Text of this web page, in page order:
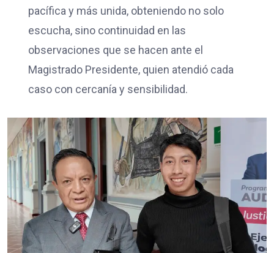
pacífica y más unida, obteniendo no solo
escucha, sino continuidad en las
observaciones que se hacen ante el
Magistrado Presidente, quien atendió cada
caso con cercanía y sensibilidad.